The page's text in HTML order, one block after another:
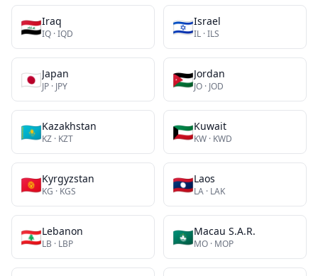
🇮🇶Iraq
IQ ·IQD 🇮🇱Israel
IL ·ILS
🇯🇵Japan
JP · JPY 🇯🇴Jordan
JO · JOD
🇰🇿Kazakhstan
KZ · KZT 🇰🇼Kuwait
KW · KWD
🇰🇬Kyrgyzstan
KG · KGS 🇱🇦Laos
LA · LAK
🇱🇧Lebanon
LB · LBP 🇲🇴Macau S.A.R.
MO · MOP